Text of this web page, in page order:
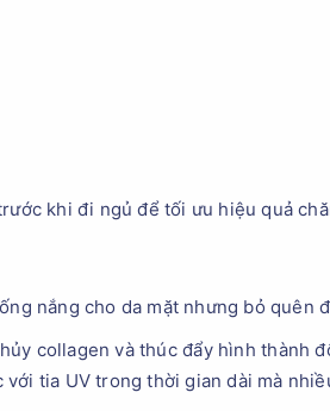
khi đi ngủ để tối ưu hiệu quả
nắng cho da mặt nhưng bỏ quên
collagen và thúc đẩy hình thành
tia UV trong thời gian dài mà